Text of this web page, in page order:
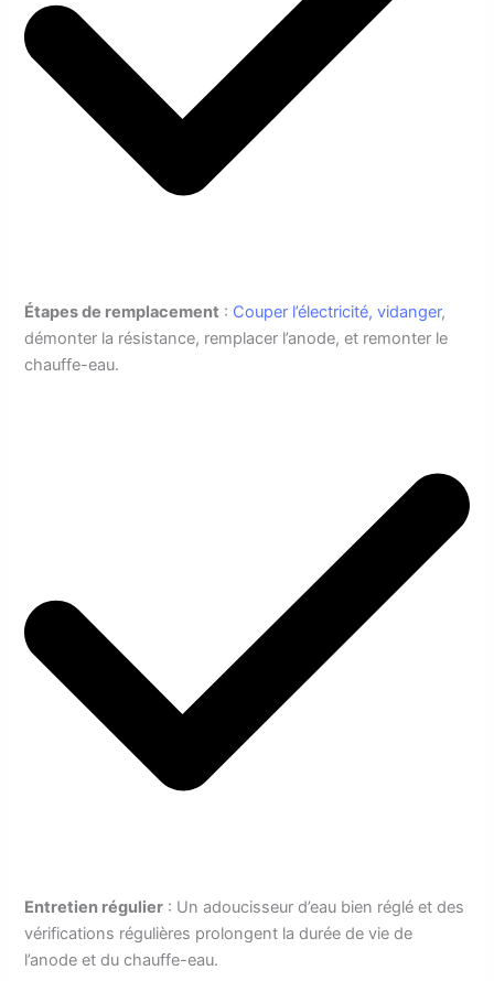
Étapes de remplacement : Couper l’électricité, vidanger,
démonter la résistance, remplacer l’anode, et remonter le
chauffe-eau.
Entretien régulier : Un adoucisseur d’eau bien réglé et des
vérifications régulières prolongent la durée de vie de
l’anode et du chauffe-eau.